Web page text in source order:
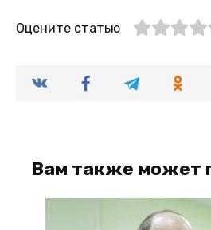
Оцените статью
Вам также может